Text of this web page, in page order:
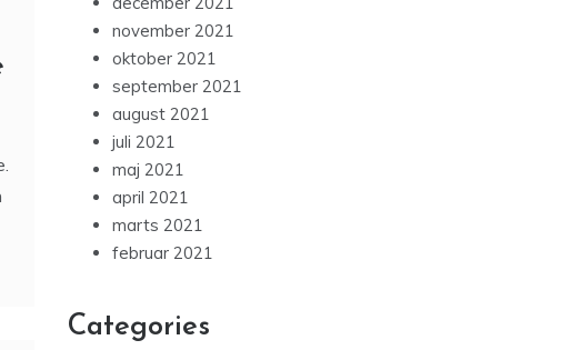
oktober 2022
september 2022
juli 2022
juni 2022
maj 2022
april 2022
januar 2022
december 2021
november 2021
oktober 2021
august 2021